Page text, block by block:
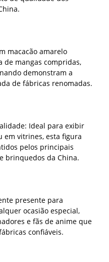
macacão amarelo
de mangas compridas,
demonstram a
de fábricas renomadas.
Ideal para exibir
em vitrines, esta figura
pelos principais
brinquedos da China.
presente para
ocasião especial,
e fãs de anime que
confiáveis.